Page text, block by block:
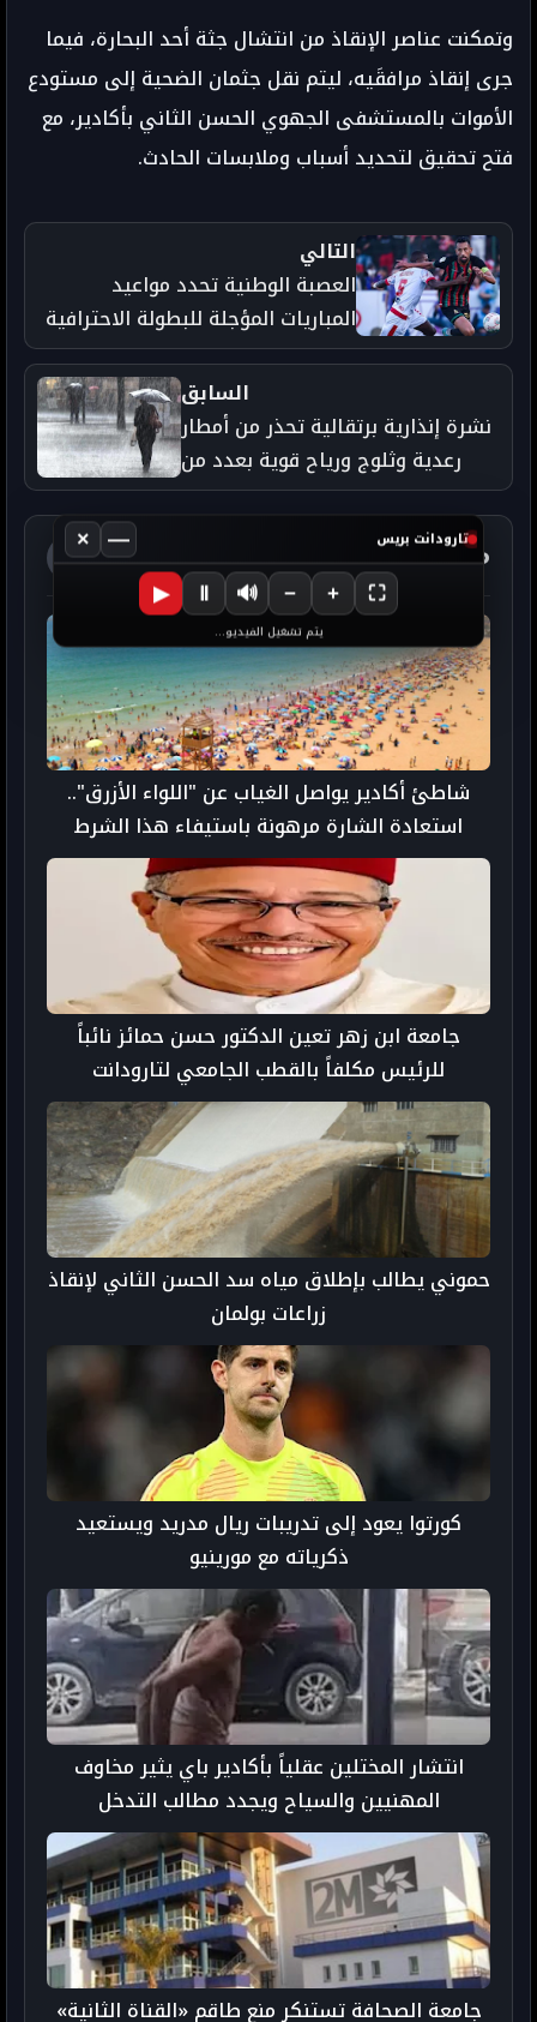
وتمكنت عناصر الإنقاذ من انتشال جثة أحد البحارة، فيما
جرى إنقاذ مرافقَيه، ليتم نقل جثمان الضحية إلى مستودع
الأموات بالمستشفى الجهوي الحسن الثاني بأكادير، مع
فتح تحقيق لتحديد أسباب وملابسات الحادث.
التالي
العصبة الوطنية تحدد مواعيد
المباريات المؤجلة للبطولة الاحترافية
السابق
نشرة إنذارية برتقالية تحذر من أمطار
رعدية وثلوج ورياح قوية بعدد من
مناطق المملكة
مواضيع ذات صلة آخر الأخبار
شاطئ أكادير يواصل الغياب عن "اللواء الأزرق"..
استعادة الشارة مرهونة باستيفاء هذا الشرط
جامعة ابن زهر تعين الدكتور حسن حمائز نائباً
للرئيس مكلفاً بالقطب الجامعي لتارودانت
حموني يطالب بإطلاق مياه سد الحسن الثاني لإنقاذ
زراعات بولمان
كورتوا يعود إلى تدريبات ريال مدريد ويستعيد
ذكرياته مع مورينيو
انتشار المختلين عقلياً بأكادير باي يثير مخاوف
المهنيين والسياح ويجدد مطالب التدخل
جامعة الصحافة تستنكر منع طاقم «القناة الثانية»
تارودانت بريس —
×
▶ Ⅱ 🔊 − + ⛶
يتم تشغيل الفيديو...